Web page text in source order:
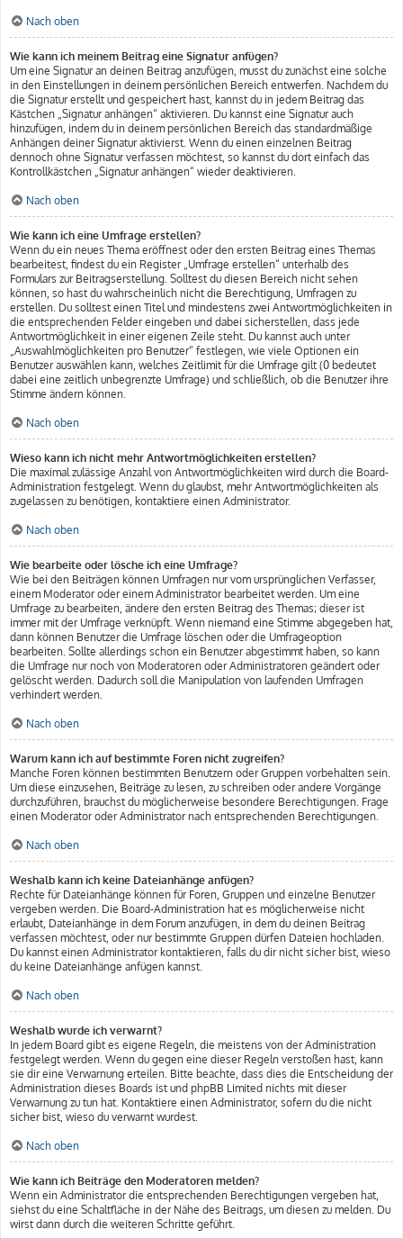
Nach oben
Wie kann ich meinem Beitrag eine Signatur anfügen?
Um eine Signatur an deinen Beitrag anzufügen, musst du zunächst eine solche
in den Einstellungen in deinem persönlichen Bereich entwerfen. Nachdem du
die Signatur erstellt und gespeichert hast, kannst du in jedem Beitrag das
Kästchen „Signatur anhängen“ aktivieren. Du kannst eine Signatur auch
hinzufügen, indem du in deinem persönlichen Bereich das standardmäßige
Anhängen deiner Signatur aktivierst. Wenn du einen einzelnen Beitrag
dennoch ohne Signatur verfassen möchtest, so kannst du dort einfach das
Kontrollkästchen „Signatur anhängen“ wieder deaktivieren.
Nach oben
Wie kann ich eine Umfrage erstellen?
Wenn du ein neues Thema eröffnest oder den ersten Beitrag eines Themas
bearbeitest, findest du ein Register „Umfrage erstellen“ unterhalb des
Formulars zur Beitragserstellung. Solltest du diesen Bereich nicht sehen
können, so hast du wahrscheinlich nicht die Berechtigung, Umfragen zu
erstellen. Du solltest einen Titel und mindestens zwei Antwortmöglichkeiten in
die entsprechenden Felder eingeben und dabei sicherstellen, dass jede
Antwortmöglichkeit in einer eigenen Zeile steht. Du kannst auch unter
„Auswahlmöglichkeiten pro Benutzer“ festlegen, wie viele Optionen ein
Benutzer auswählen kann, welches Zeitlimit für die Umfrage gilt (0 bedeutet
dabei eine zeitlich unbegrenzte Umfrage) und schließlich, ob die Benutzer ihre
Stimme ändern können.
Nach oben
Wieso kann ich nicht mehr Antwortmöglichkeiten erstellen?
Die maximal zulässige Anzahl von Antwortmöglichkeiten wird durch die Board-
Administration festgelegt. Wenn du glaubst, mehr Antwortmöglichkeiten als
zugelassen zu benötigen, kontaktiere einen Administrator.
Nach oben
Wie bearbeite oder lösche ich eine Umfrage?
Wie bei den Beiträgen können Umfragen nur vom ursprünglichen Verfasser,
einem Moderator oder einem Administrator bearbeitet werden. Um eine
Umfrage zu bearbeiten, ändere den ersten Beitrag des Themas; dieser ist
immer mit der Umfrage verknüpft. Wenn niemand eine Stimme abgegeben hat,
dann können Benutzer die Umfrage löschen oder die Umfrageoption
bearbeiten. Sollte allerdings schon ein Benutzer abgestimmt haben, so kann
die Umfrage nur noch von Moderatoren oder Administratoren geändert oder
gelöscht werden. Dadurch soll die Manipulation von laufenden Umfragen
verhindert werden.
Nach oben
Warum kann ich auf bestimmte Foren nicht zugreifen?
Manche Foren können bestimmten Benutzern oder Gruppen vorbehalten sein.
Um diese einzusehen, Beiträge zu lesen, zu schreiben oder andere Vorgänge
durchzuführen, brauchst du möglicherweise besondere Berechtigungen. Frage
einen Moderator oder Administrator nach entsprechenden Berechtigungen.
Nach oben
Weshalb kann ich keine Dateianhänge anfügen?
Rechte für Dateianhänge können für Foren, Gruppen und einzelne Benutzer
vergeben werden. Die Board-Administration hat es möglicherweise nicht
erlaubt, Dateianhänge in dem Forum anzufügen, in dem du deinen Beitrag
verfassen möchtest, oder nur bestimmte Gruppen dürfen Dateien hochladen.
Du kannst einen Administrator kontaktieren, falls du dir nicht sicher bist, wieso
du keine Dateianhänge anfügen kannst.
Nach oben
Weshalb wurde ich verwarnt?
In jedem Board gibt es eigene Regeln, die meistens von der Administration
festgelegt werden. Wenn du gegen eine dieser Regeln verstoßen hast, kann
sie dir eine Verwarnung erteilen. Bitte beachte, dass dies die Entscheidung der
Administration dieses Boards ist und phpBB Limited nichts mit dieser
Verwarnung zu tun hat. Kontaktiere einen Administrator, sofern du die nicht
sicher bist, wieso du verwarnt wurdest.
Nach oben
Wie kann ich Beiträge den Moderatoren melden?
Wenn ein Administrator die entsprechenden Berechtigungen vergeben hat,
siehst du eine Schaltfläche in der Nähe des Beitrags, um diesen zu melden. Du
wirst dann durch die weiteren Schritte geführt.